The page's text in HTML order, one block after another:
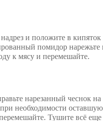
и положите в
помидор
к мясу и перемешайте.
нарезанный чеснок
необходимости
Тушите всё